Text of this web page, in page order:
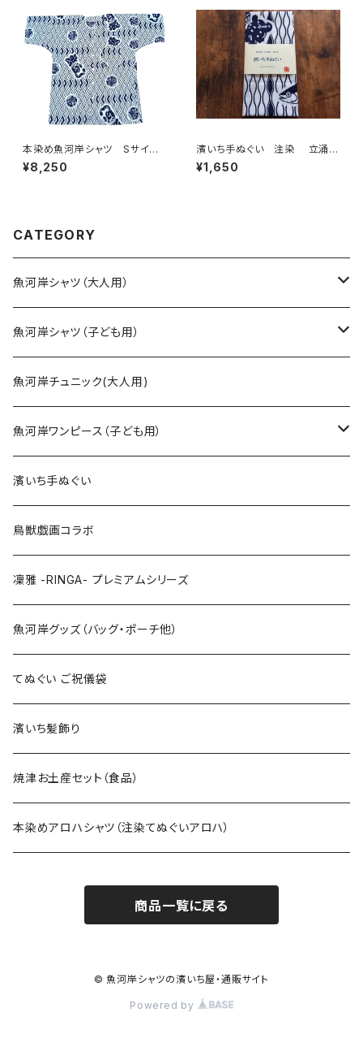
ぐいシャツ 濱いちシャツ 焼
津 浜通り 港町
津 浜通り 港町 祭り
本染め魚河岸シャツ Sサイ
ズ 認定証付き 木綿晒 菱青
海波×伝統魚河岸柄 白×紺
¥8,250
濱いち手ぬぐい 注染 立涌カ
ツヲ 鰹 特岡 綿100％ 浴
衣生地 本染め 日本てぬぐ
¥1,650
CATEGORY
魚河岸シャツ（大人用）
SSサイズ
Sサイズ
Mサイズ
Lサイズ
LLサイズ
特大3Lサイズ
魚河岸シャツ（子ども用）
90cm
100cm
110cm
120cm
130cm
上下セット
魚河岸チュニック(大人用)
魚河岸ワンピース（子ども用）
100cm
120cm
濱いち手ぬぐい
鳥獣戯画コラボ
凜雅 -RINGA- プレミアムシリーズ
魚河岸グッズ（バッグ・ポーチ他）
てぬぐい ご祝儀袋
濱いち髪飾り
焼津お土産セット（食品）
本染めアロハシャツ（注染てぬぐいアロハ）
商品一覧に戻る
© 魚河岸シャツの濱いち屋・通販サイト
Powered by